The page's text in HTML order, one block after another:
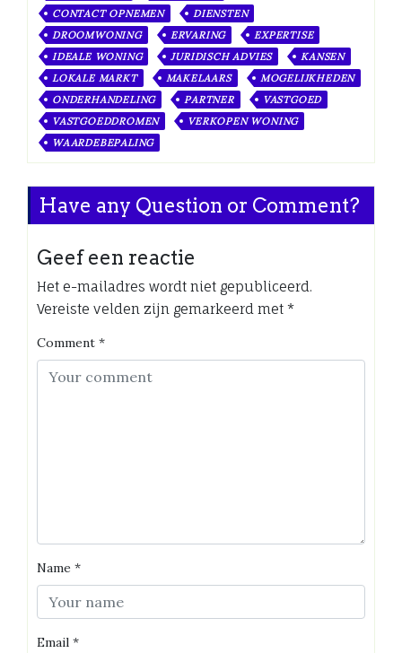
CONTACT OPNEMEN
DIENSTEN
DROOMWONING
ERVARING
EXPERTISE
IDEALE WONING
JURIDISCH ADVIES
KANSEN
LOKALE MARKT
MAKELAARS
MOGELIJKHEDEN
ONDERHANDELING
PARTNER
VASTGOED
VASTGOEDDROMEN
VERKOPEN WONING
WAARDEBEPALING
Have any Question or Comment?
Geef een reactie
Het e-mailadres wordt niet gepubliceerd.
Vereiste velden zijn gemarkeerd met *
Comment *
Name *
Email *